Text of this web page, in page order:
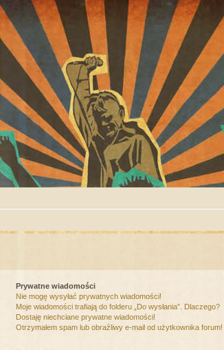
Prywatne wiadomości
Nie mogę wysyłać prywatnych wiadomości!
Moje wiadomości trafiają do folderu „Do wysłania”. Dlaczego?
Dostaję niechciane prywatne wiadomości!
Otrzymałem spam lub obraźliwy e-mail od użytkownika forum!